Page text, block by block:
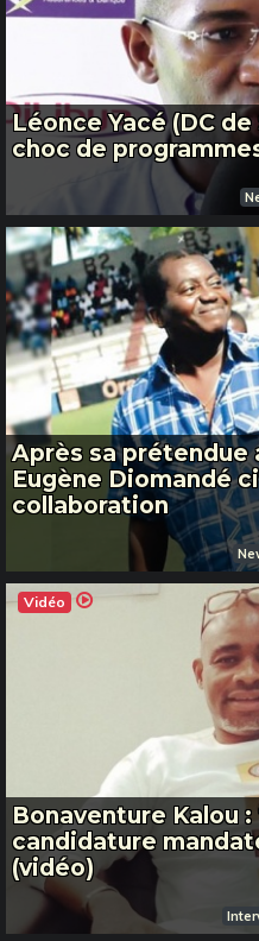
Léonce Yacé (DC
choc de
Après sa prétendue
Eugène Diomandé
collaboration
Vidéo
Bonaventure Kalou :
candidature
(vidéo)